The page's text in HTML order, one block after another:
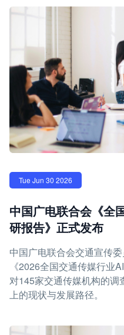
Tue Jun 30 2026
中国广电联合会《全
研报告》正式发布
中国广电联合会交通宣传
《2026全国交通传媒行业
对145家交通传媒机构的调
上的现状与发展路径。